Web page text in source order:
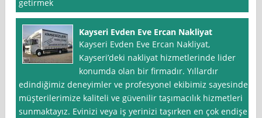
getirmek
Kayseri Evden Eve Ercan Nakliyat
Kayseri Evden Eve Ercan Nakliyat,
Kayseri’deki nakliyat hizmetlerinde lider
konumda olan bir firmadır. Yıllardır
edindiğimiz deneyimler ve profesyonel ekibimiz sayesinde
müşterilerimize kaliteli ve güvenilir taşımacılık hizmetleri
sunmaktayız. Evinizi veya iş yerinizi taşırken en çok endişe